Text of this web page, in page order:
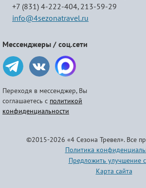
+7 (831) 4-222-404, 213-59-29
info@4sezonatravel.ru
Мессенджеры / соц.сети
Переходя в мессенджер, Вы
соглашаетесь с политикой
конфиденциальности
©2015-2026 «4 Сезона Тревел». Все
Политика
Предложить улучшение
Карта сайта